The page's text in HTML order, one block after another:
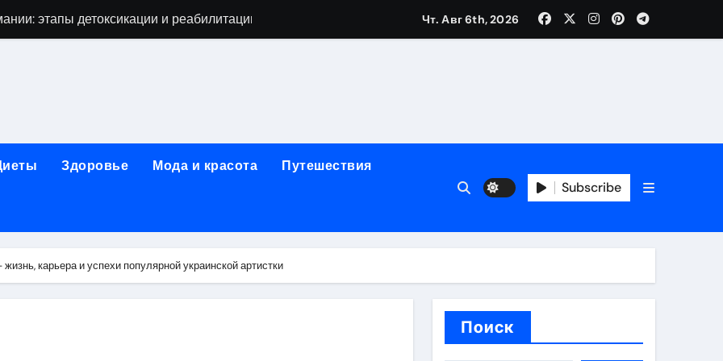
этапы детоксикации и реабилитации
Новгороде: как выбрать надёжного помощника в трудный час
помощь при первичном обращении к наркологу
зависимости
педикюра и наращивания ресниц
Чт. Авг 6th, 2026
Здоровье Мода и красота Путешествия
Subscribe
карьера и успехи популярной украинской артистки
Поиск